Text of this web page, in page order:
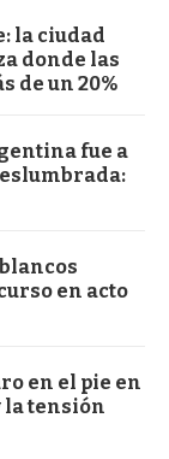
la ciudad
donde las
de un 20%
fue a
en acto
en el pie en
la tensión